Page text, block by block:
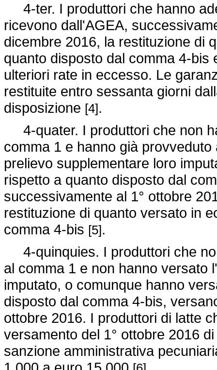
4-ter. I produttori che hanno
ricevono dall'AGEA,
dicembre 2016, la restituzione di
quanto disposto dal comma 4-bis
ulteriori rate in eccesso. Le
restituite entro sessanta giorni
disposizione [4].
4-quater. I produttori che non
comma 1 e hanno già
prelievo supplementare loro
rispetto a quanto disposto dal
successivamente al 1° ottobre
restituzione di quanto versato in
comma 4-bis [5].
4-quinquies. I produttori che
al comma 1 e non hanno versato
imputato, o comunque hanno
disposto dal comma 4-bis,
ottobre 2016. I produttori di latte
versamento del 1° ottobre 2016
sanzione amministrativa